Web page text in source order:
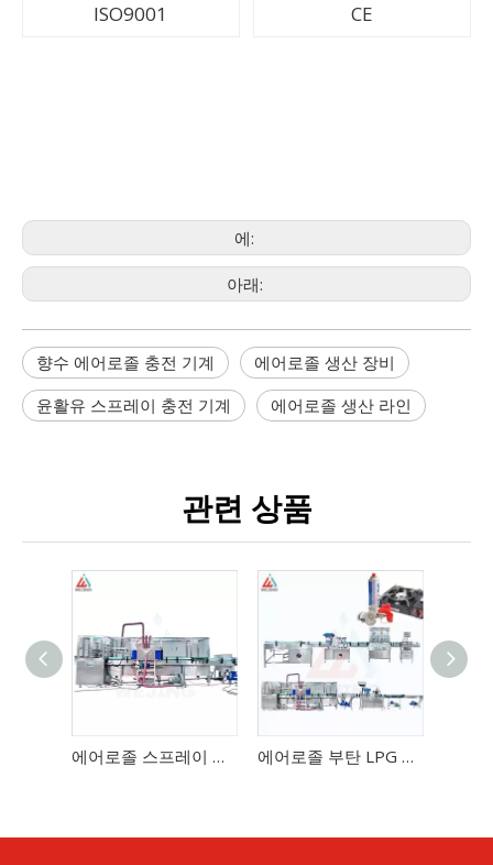
ISO9001 CE
에:
아래:
향수 에어로졸 충전 기계
에어로졸 생산 장비
윤활유 스프레이 충전 기계
에어로졸 생산 라인
관련 상품
에어로졸 스프레이 캔용 수욕 누출 시험기 에어로졸 부탄 LPG 가스 충전 기계 자동 가스 가벼운 에어로졸 만들기 생산 라인